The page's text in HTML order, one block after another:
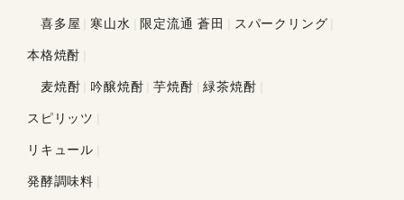
喜多屋 寒山水 限定流通 蒼田 スパークリング
本格焼酎
麦焼酎 吟醸焼酎 芋焼酎 緑茶焼酎
スピリッツ
リキュール
発酵調味料